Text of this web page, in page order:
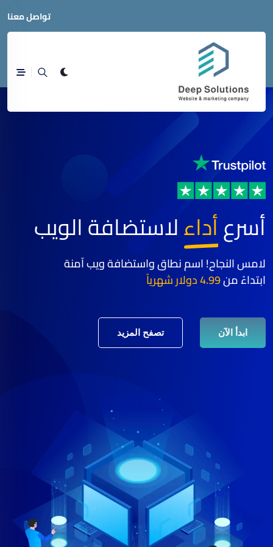
تواصل معنا
أسرعأداءلاستضافة الويب
لامس النجاح! اسم نطاق واستضافة ويب آمنة
ابتداءً من4.99 دولار شهرياً
ابدأ الآن تصفح المزيد